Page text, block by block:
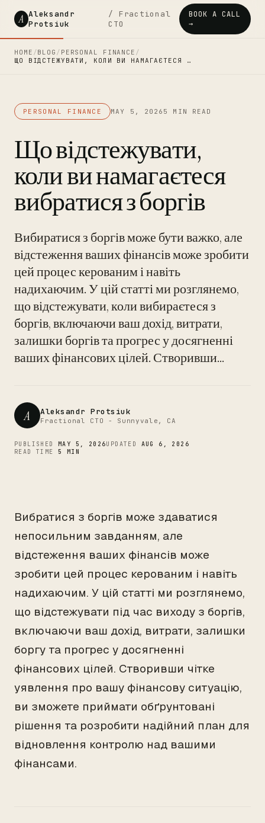
A Aleksandr
Protsiuk
/ Fractional
CTO
BOOK A CALL
→
HOME /BLOG / PERSONAL FINANCE /
ЩО ВІДСТЕЖУВАТИ, КОЛИ ВИ НАМАГАЄТЕСЯ …
PERSONAL FINANCE MAY 5, 2026 5 MIN READ
Що відстежувати,
коли ви намагаєтеся
вибратися з боргів
Вибиратися з боргів може бути важко, але
відстеження ваших фінансів може зробити
цей процес керованим і навіть
надихаючим. У цій статті ми розглянемо,
що відстежувати, коли вибираєтеся з
боргів, включаючи ваш дохід, витрати,
залишки боргів та прогрес у досягненні
ваших фінансових цілей. Створивши...
A Aleksandr Protsiuk
Fractional CTO - Sunnyvale, CA
PUBLISHED MAY 5, 2026UPDATED AUG 6, 2026
READ TIME 5 MIN
Вибратися з боргів може здаватися
непосильним завданням, але
відстеження ваших фінансів може
зробити цей процес керованим і навіть
надихаючим. У цій статті ми розглянемо,
що відстежувати під час виходу з боргів,
включаючи ваш дохід, витрати, залишки
боргу та прогрес у досягненні
фінансових цілей. Створивши чітке
уявлення про вашу фінансову ситуацію,
ви зможете приймати обґрунтовані
рішення та розробити надійний план для
відновлення контролю над вашими
фінансами.